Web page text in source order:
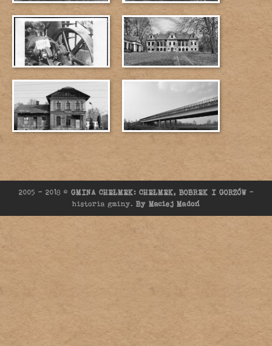
2005 - 2018 © GMINA CHEŁMEK: CHEŁMEK, BOBREK I GORZÓW-
historia gminy. By Maciej Madoń